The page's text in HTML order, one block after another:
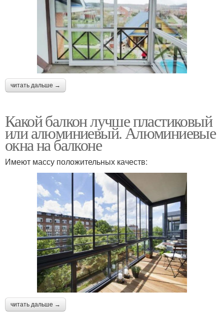
читать дальше →
Какой балкон лучше пластиковый
или алюминиевый. Алюминиевые
окна на балконе
Имеют массу положительных качеств:
читать дальше →